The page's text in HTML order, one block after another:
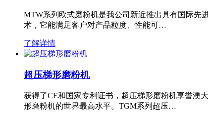
MTW系列欧式磨粉机是我公司新近推出具有国际先
术，它能满足客户对产品粒度、性能可…
了解详情
超压梯形磨粉机
获得了CE和国家专利证书，超压梯形磨粉机享誉澳
形磨粉机的世界最高水平。TGM系列超压…